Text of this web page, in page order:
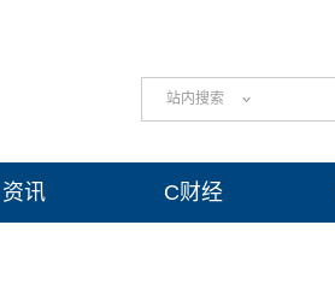
站内搜索
资讯 C财经